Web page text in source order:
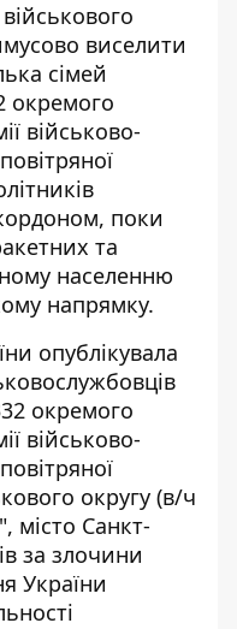
виселити
сімей
окремого
військово-
поки
та
населенню
напрямку.
опублікувала
окремого
військово-
округу (в/ч
місто Санкт-
за злочини
України